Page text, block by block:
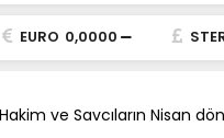
EURO 0,0000
Hakim ve Savcıların Nisan